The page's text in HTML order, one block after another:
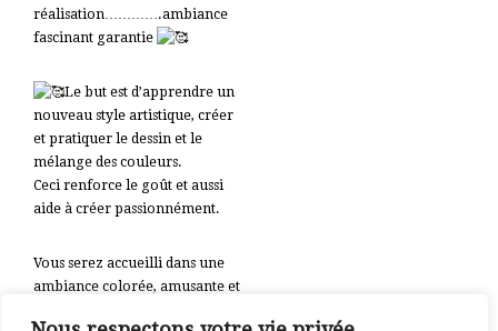
réalisation………….ambiance
fascinant garantie
Le but est d’apprendre un
nouveau style artistique, créer
et pratiquer le dessin et le
mélange des couleurs.
Ceci renforce le goût et aussi
aide à créer passionnément.
Vous serez accueilli dans une
ambiance colorée, amusante et